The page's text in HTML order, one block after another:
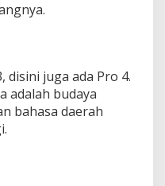
disini juga ada Pro 4.
adalah budaya
bahasa daerah